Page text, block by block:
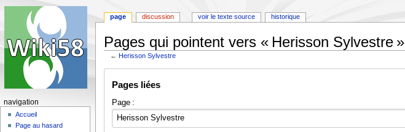
Pages qui pointent vers « Herisson Sylvestre »
← Herisson Sylvestre
navigation
recherche
Pages liées
Page :
page discussion voir le texte source historique
navigation
Accueil
Page au hasard